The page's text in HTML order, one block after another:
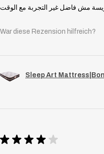
مش فاضل غير التجربة مع الوقت
War diese Rezension hilfreich?
Sleep Art
★ ★ ★ ★ ★